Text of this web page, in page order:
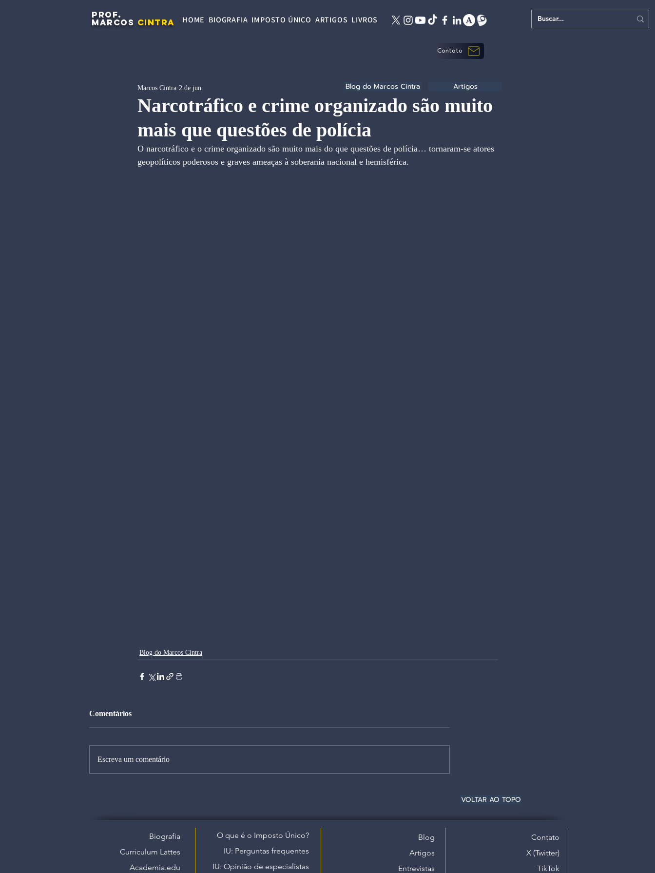
PROF.
MARCOS CINTRA HOME BIOGRAFIA IMPOSTO ÚNICO ARTIGOS LIVROS
Contato
Narcotráfico e crime organizado são muito
mais que questões de polícia
Marcos Cintra 2 de jun.
O narcotráfico e o crime organizado são muito mais do que questões de polícia… tornaram-se atores
geopolíticos poderosos e graves ameaças à soberania nacional e hemisférica.
Blog do Marcos Cintra
Comentários
Escreva um comentário
Blog do Marcos Cintra Artigos
VOLTAR AO TOPO
Biografia
Curriculum Lattes
Academia.edu
O que é o Imposto Único?
IU: Perguntas frequentes
IU: Opinião de especialistas
Blog
Artigos
Entrevistas
Contato
X (Twitter)
TikTok